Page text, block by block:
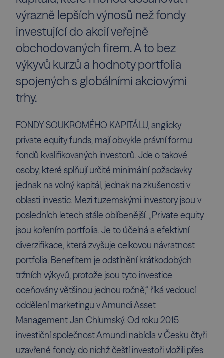
výrazně lepších výnosů než fondy
investující do akcií veřejně
obchodovaných firem. A to bez
výkyvů kurzů a hodnoty portfolia
spojených s globálními akciovými
trhy.
FONDY SOUKROMÉHO KAPITÁLU, anglicky
private equity funds, mají obvykle právní formu
fondů kvalifikovaných investorů. Jde o takové
osoby, které splňují určité minimální požadavky
jednak na volný kapitál, jednak na zkušenosti v
oblasti investic. Mezi tuzemskými investory jsou v
posledních letech stále oblíbenější. „Private equity
jsou kořením portfolia. Je to účelná a efektivní
diverzifikace, která zvyšuje celkovou návratnost
portfolia. Benefitem je odstínění krátkodobých
tržních výkyvů, protože jsou tyto investice
oceňovány většinou jednou ročně,“ říká vedoucí
oddělení marketingu v Amundi Asset
Management Jan Chlumský. Od roku 2015
investiční společnost Amundi nabídla v Česku čtyři
uzavřené fondy, do nichž čeští investoři vložili přes